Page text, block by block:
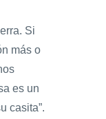
Si
más o
es un
casita”.